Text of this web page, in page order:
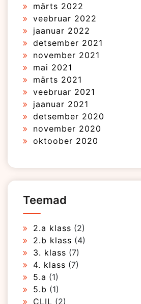
märts 2022
veebruar 2022
jaanuar 2022
detsember 2021
november 2021
mai 2021
märts 2021
veebruar 2021
jaanuar 2021
detsember 2020
november 2020
oktoober 2020
Teemad
2.a klass (2)
2.b klass (4)
3. klass (7)
4. klass (7)
5.a (1)
5.b (1)
CLIL (2)